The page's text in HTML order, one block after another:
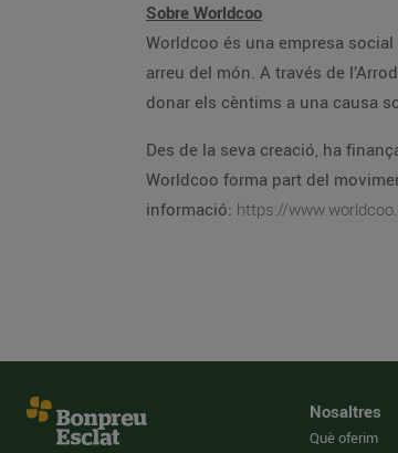
Sobre Worldcoo
Worldcoo és una empresa
arreu del món. A través de
donar els cèntims a una causa
Des de la seva creació, ha
Worldcoo forma part del
informació: https://
Nosaltres
Què oferim